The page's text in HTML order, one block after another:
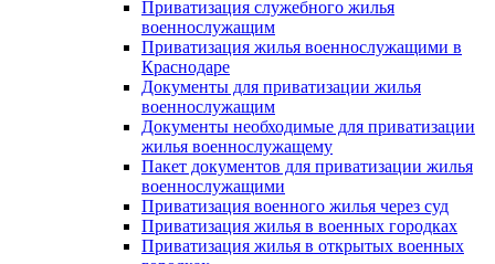
Приватизация служебного жилья
военнослужащим
Приватизация жилья военнослужащими в
Краснодаре
Документы для приватизации жилья
военнослужащим
Документы необходимые для приватизации
жилья военнослужащему
Пакет документов для приватизации жилья
военнослужащими
Приватизация военного жилья через суд
Приватизация жилья в военных городках
Приватизация жилья в открытых военных